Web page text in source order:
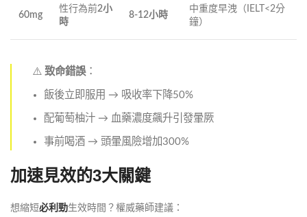
60mg
性行為前2小
時
8-12小時
中重度早洩（IELT<2分
鐘）
⚠️ 致命錯誤：
飯後立即服用 → 吸收率下降50%
配葡萄柚汁 → 血藥濃度飆升引發暈厥
事前喝酒 → 頭暈風險增加300%
加速見效的3大關鍵
想縮短必利勁生效時間？權威藥師建議：